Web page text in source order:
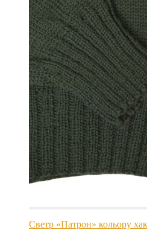
Светр «Патрон» кольору